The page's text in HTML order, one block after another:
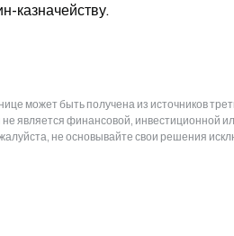
казначейству.
может быть получена из источников
является финансовой, инвестиционной
не основывайте свои решения